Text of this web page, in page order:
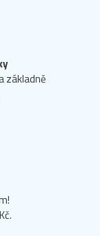
základně